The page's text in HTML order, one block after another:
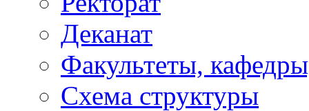
Деканат
Факультеты,
Схема структуры